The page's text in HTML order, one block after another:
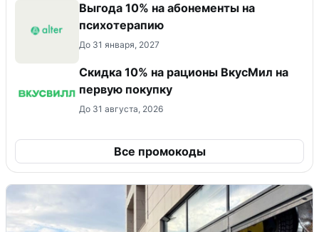
Выгода 10% на абонементы на
психотерапию
До 31 января, 2027
Скидка 10% на рационы ВкусМил на
первую покупку
До 31 августа, 2026
Все промокоды